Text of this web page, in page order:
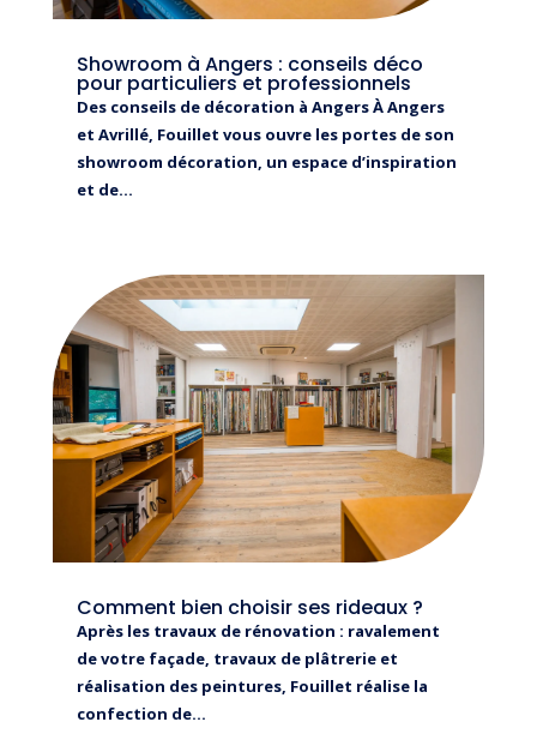
Showroom à Angers : conseils déco
pour particuliers et professionnels
Des conseils de décoration à Angers À Angers
et Avrillé, Fouillet vous ouvre les portes de son
showroom décoration, un espace d’inspiration
et de...
Comment bien choisir ses rideaux ?
Après les travaux de rénovation : ravalement
de votre façade, travaux de plâtrerie et
réalisation des peintures, Fouillet réalise la
confection de...